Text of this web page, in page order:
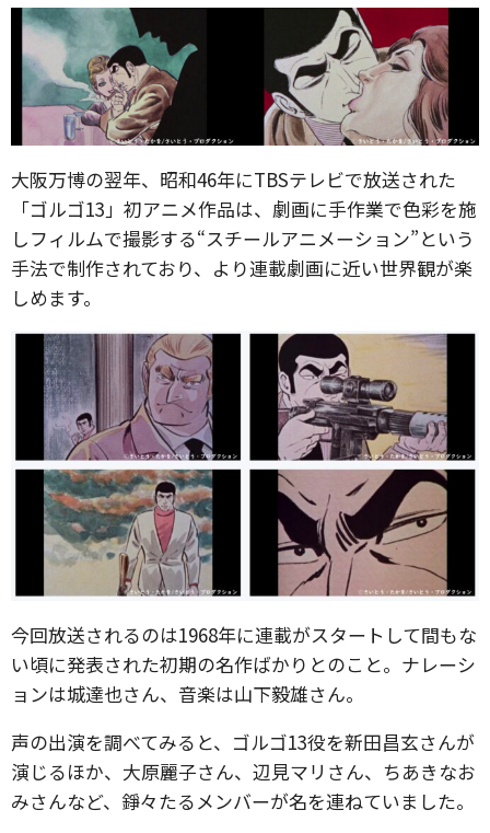
大阪万博の翌年、昭和46年にTBSテレビで放送された
「ゴルゴ13」初アニメ作品は、劇画に手作業で色彩を施
しフィルムで撮影する“スチールアニメーション”という
手法で制作されており、より連載劇画に近い世界観が楽
しめます。
今回放送されるのは1968年に連載がスタートして間もな
い頃に発表された初期の名作ばかりとのこと。ナレーシ
ョンは城達也さん、音楽は山下毅雄さん。
声の出演を調べてみると、ゴルゴ13役を新田昌玄さんが
演じるほか、大原麗子さん、辺見マリさん、ちあきなお
みさんなど、錚々たるメンバーが名を連ねていました。